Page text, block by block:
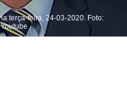
terça-feira, 24-03-2020. Foto: